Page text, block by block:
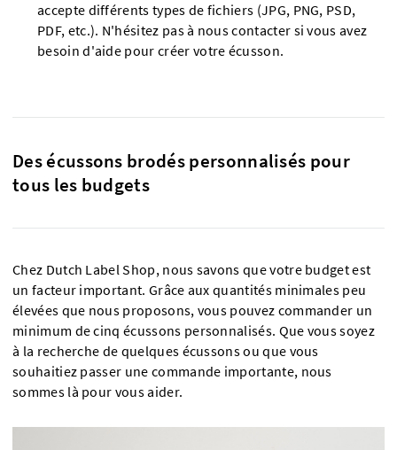
accepte différents types de fichiers (JPG, PNG, PSD,
PDF, etc.). N'hésitez pas à nous contacter si vous avez
besoin d'aide pour créer votre écusson.
Des écussons brodés personnalisés pour
tous les budgets
Chez Dutch Label Shop, nous savons que votre budget est
un facteur important. Grâce aux quantités minimales peu
élevées que nous proposons, vous pouvez commander un
minimum de cinq écussons personnalisés. Que vous soyez
à la recherche de quelques écussons ou que vous
souhaitiez passer une commande importante, nous
sommes là pour vous aider.